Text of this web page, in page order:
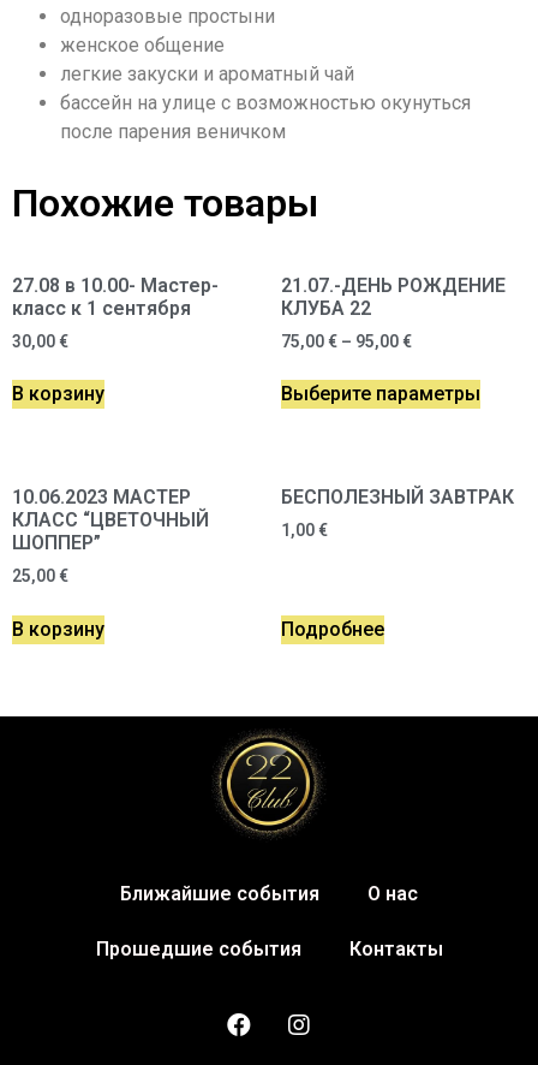
одноразовые простыни
женское общение
легкие закуски и ароматный чай
бассейн на улице с возможностью окунуться
после парения веничком
Похожие товары
27.08 в 10.00- Мастер-
класс к 1 сентября
30,00€
В корзину
21.07.-ДЕНЬ РОЖДЕНИЕ
КЛУБА 22
75,00€ – 95,00€
Выберите параметры
10.06.2023 МАСТЕР
КЛАСС “ЦВЕТОЧНЫЙ
ШОППЕР”
25,00€
В корзину
БЕСПОЛЕЗНЫЙ ЗАВТРАК
1,00€
Подробнее
Ближайшие события О нас
Прошедшие события Контакты